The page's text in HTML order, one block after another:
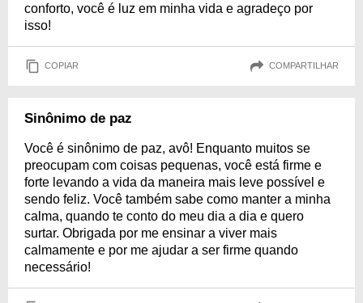
conforto, você é luz em minha vida e agradeço por
isso!
COPIAR COMPARTILHAR
Sinônimo de paz
Você é sinônimo de paz, avô! Enquanto muitos se
preocupam com coisas pequenas, você está firme e
forte levando a vida da maneira mais leve possível e
sendo feliz. Você também sabe como manter a minha
calma, quando te conto do meu dia a dia e quero
surtar. Obrigada por me ensinar a viver mais
calmamente e por me ajudar a ser firme quando
necessário!